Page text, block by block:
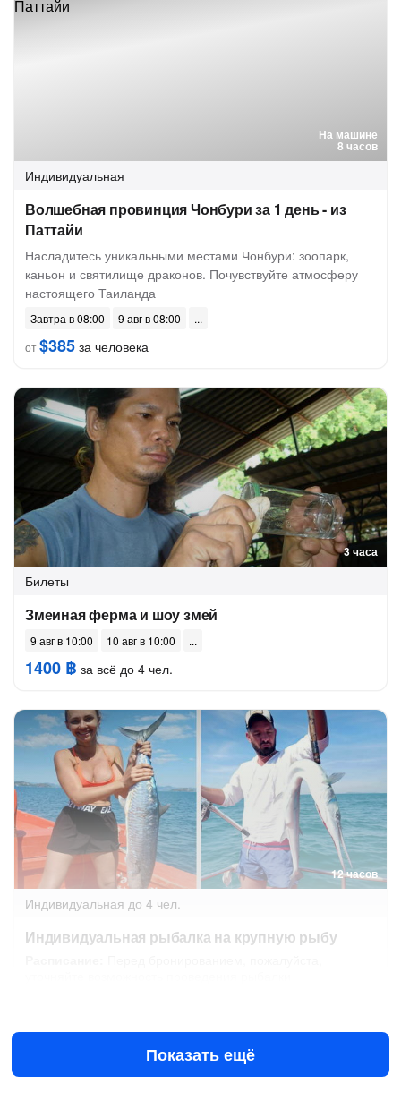
На машине
8 часов
Индивидуальная
Волшебная провинция Чонбури за 1 день - из
Паттайи
Насладитесь уникальными местами Чонбури: зоопарк,
каньон и святилище драконов. Почувствуйте атмосферу
настоящего Таиланда
Завтра в 08:00
9 авг в 08:00
от$385 за человека
3 часа
Билеты
Змеиная ферма и шоу змей
9 авг в 10:00 10 авг в 10:00
1400 ฿ за всё до 4 чел.
12 часов
Индивидуальная до 4 чел.
Индивидуальная рыбалка на крупную рыбу
21 500 ฿за всё до 4 чел.
Показать ещё